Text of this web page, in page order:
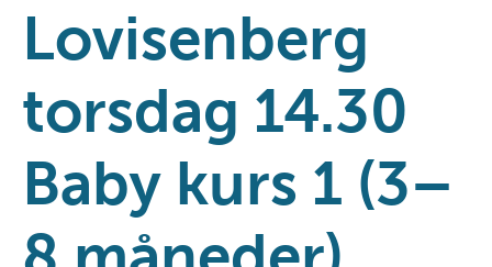
Lovisenberg
torsdag 14.30
Baby kurs 1 (3–